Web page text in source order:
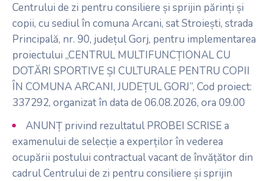
Centrului de zi pentru consiliere și sprijin părinți și
copii, cu sediul în comuna Arcani, sat Stroiești, strada
Principală, nr. 90, județul Gorj, pentru implementarea
proiectului „CENTRUL MULTIFUNCȚIONAL CU
DOTĂRI SPORTIVE ȘI CULTURALE PENTRU COPII
ÎN COMUNA ARCANI, JUDEȚUL GORJ”, Cod proiect:
337292, organizat în data de 06.08.2026, ora 09.00
ANUNȚ privind rezultatul PROBEI SCRISE a
examenului de selecție a experților în vederea
ocupării postului contractual vacant de învățător din
cadrul Centrului de zi pentru consiliere și sprijin